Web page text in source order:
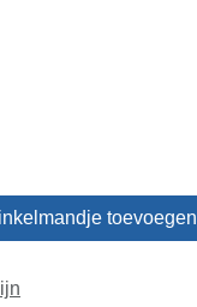
toevoegen